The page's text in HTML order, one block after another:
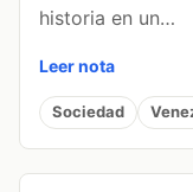
historia en un…
Leer nota
Sociedad